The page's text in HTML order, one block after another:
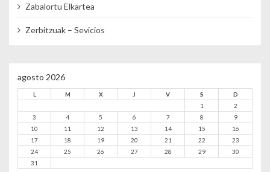
Zabalortu Elkartea
Zerbitzuak – Sevicios
agosto 2026
L M X J V S
D
1
2
3
4 5 6 7 8
9
10
11 12 13 14 15
16
17
18 19 20 21 22
23
24
25 26 27 28 29
30
31